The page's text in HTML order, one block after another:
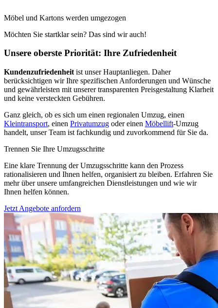
Möbel und Kartons werden umgezogen
Möchten Sie startklar sein? Das sind wir auch!
Unsere oberste Priorität: Ihre Zufriedenheit
Kundenzufriedenheit ist unser Hauptanliegen. Daher
berücksichtigen wir Ihre spezifischen Anforderungen und Wünsche
und gewährleisten mit unserer transparenten Preisgestaltung Klarheit
und keine versteckten Gebühren.
Ganz gleich, ob es sich um einen regionalen Umzug, einen
Kleintransport, einen Privatumzug oder einen Möbellift-Umzug
handelt, unser Team ist fachkundig und zuvorkommend für Sie da.
Trennen Sie Ihre Umzugsschritte
Eine klare Trennung der Umzugsschritte kann den Prozess
rationalisieren und Ihnen helfen, organisiert zu bleiben. Erfahren Sie
mehr über unsere umfangreichen Dienstleistungen und wie wir
Ihnen helfen können.
Jetzt Angebote anfordern